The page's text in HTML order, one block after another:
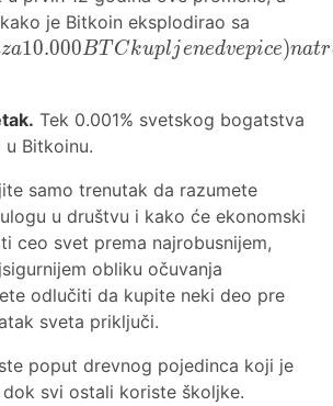
je Bitkoin eksplodirao sa
(kada su
BTC
na
trenutnu
cenu od
za10.000BT Ckupljenedvepice)natr
Tek 0.001% svetskog bogatstva
u Bitkoinu.
samo trenutak da razumete
u društvu i kako će ekonomski
ceo svet prema najrobusnijem,
obliku očuvanja
odlučiti da kupite neki deo pre
sveta priključi.
poput drevnog pojedinca koji je
svi ostali koriste školjke.